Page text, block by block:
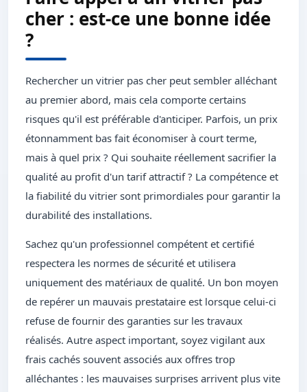
cher : est-ce une bonne idée
?
Rechercher un vitrier pas cher peut sembler alléchant
au premier abord, mais cela comporte certains
risques qu'il est préférable d'anticiper. Parfois, un prix
étonnamment bas fait économiser à court terme,
mais à quel prix ? Qui souhaite réellement sacrifier la
qualité au profit d'un tarif attractif ? La compétence et
la fiabilité du vitrier sont primordiales pour garantir la
durabilité des installations.
Sachez qu'un professionnel compétent et certifié
respectera les normes de sécurité et utilisera
uniquement des matériaux de qualité. Un bon moyen
de repérer un mauvais prestataire est lorsque celui-ci
refuse de fournir des garanties sur les travaux
réalisés. Autre aspect important, soyez vigilant aux
frais cachés souvent associés aux offres trop
alléchantes : les mauvaises surprises arrivent plus vite